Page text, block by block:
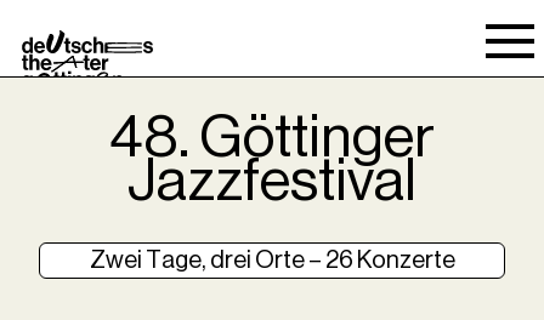
Spielraum
48. Göttinger
Jazzfestival
Zwei Tage, drei Orte – 26 Konzerte